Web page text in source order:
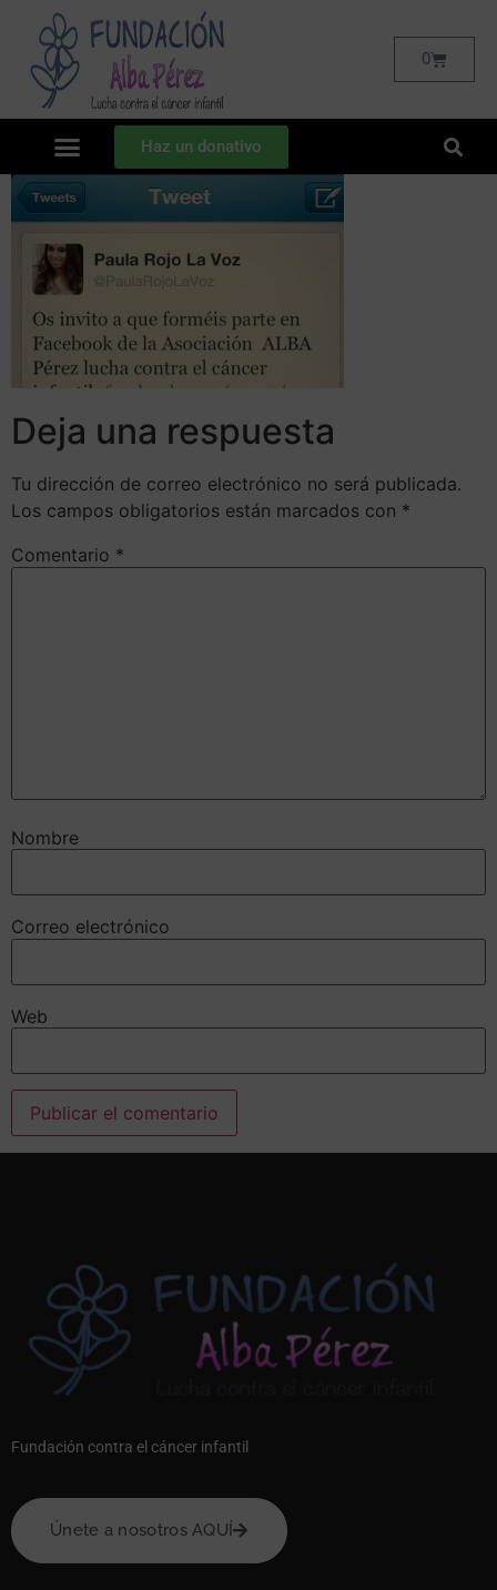
0
Haz un donativo
Deja una respuesta
Tu dirección de correo electrónico no será publicada.
Los campos obligatorios están marcados con *
Comentario *
Nombre
Correo electrónico
Web
Fundación contra el cáncer infantil
Únete a nosotros AQUÍ